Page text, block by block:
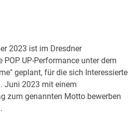
2023 ist im Dresdner
POP UP-Performance unter dem
geplant, für die sich Interessierte
Juni 2023 mit einem
zum genannten Motto bewerben